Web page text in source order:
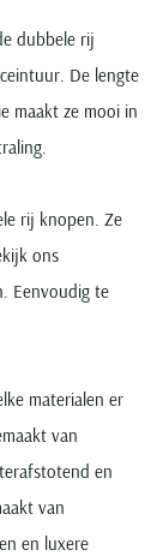
dubbele rij
De lengte
maakt ze mooi in
rij knopen. Ze
ons
Eenvoudig te
materialen er
van
en
van
en luxere